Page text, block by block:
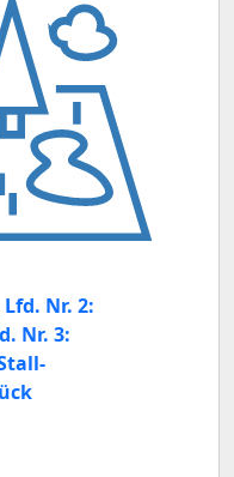
Nr. 2:
Nr. 3: